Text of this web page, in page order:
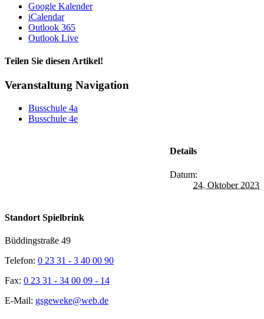
Google Kalender
iCalendar
Outlook 365
Outlook Live
Teilen Sie diesen Artikel!
Facebook
X
Reddit
LinkedIn
WhatsApp
Tumblr
Pinterest
Vk
Xing
E-
Veranstaltung Navigation
Busschule 4a
Busschule 4e
Details
Datum:
24. Oktober 2023
Standort Spielbrink
Büddingstraße 49
Telefon: 0 23 31 - 3 40 00 90
Fax: 0 23 31 - 34 00 09 - 14
E-Mail: gsgeweke@web.de